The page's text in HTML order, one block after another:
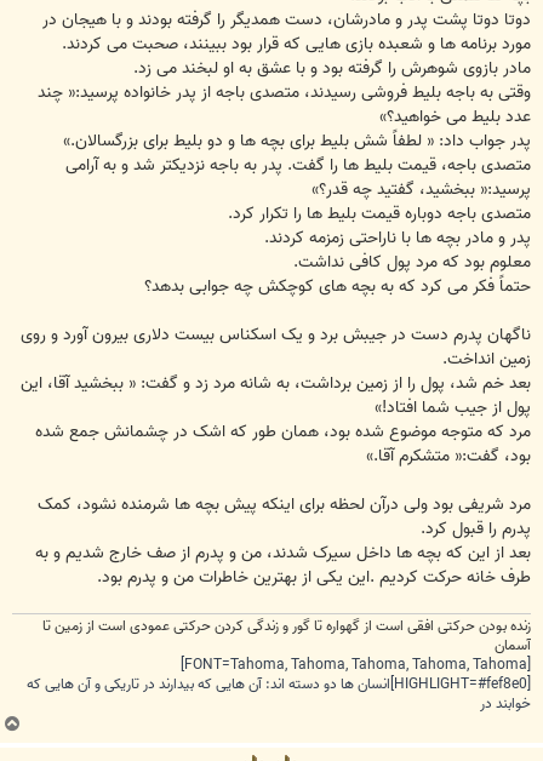
دوتا دوتا پشت پدر و مادرشان، دست همدیگر را گرفته بودند و با هیجان در
مورد برنامه ها و شعبده بازی هایی که قرار بود ببینند، صحبت می کردند.
مادر بازوی شوهرش را گرفته بود و با عشق به او لبخند می زد.
وقتی به باجه بلیط فروشی رسیدند، متصدی باجه از پدر خانواده پرسید:« چند
عدد بلیط می خواهید؟»
پدر جواب داد: « لطفاً شش بلیط برای بچه ها و دو بلیط برای بزرگسالان.»
متصدی باجه، قیمت بلیط ها را گفت. پدر به باجه نزدیکتر شد و به آرامی
پرسید:« ببخشید، گفتید چه قدر؟»
متصدی باجه دوباره قیمت بلیط ها را تکرار کرد.
پدر و مادر بچه ها با ناراحتی زمزمه کردند.
معلوم بود که مرد پول کافی نداشت.
حتماً فکر می کرد که به بچه های کوچکش چه جوابی بدهد؟
ناگهان پدرم دست در جیبش برد و یک اسکناس بیست دلاری بیرون آورد و روی
زمین انداخت.
بعد خم شد، پول را از زمین برداشت، به شانه مرد زد و گفت: « ببخشید آقا، این
پول از جیب شما افتاد!»
مرد که متوجه موضوع شده بود، همان طور که اشک در چشمانش جمع شده
بود، گفت:« متشکرم آقا.»
مرد شریفی بود ولی درآن لحظه برای اینکه پیش بچه ها شرمنده نشود، کمک
پدرم را قبول کرد.
بعد از این که بچه ها داخل سیرک شدند، من و پدرم از صف خارج شدیم و به
طرف خانه حرکت کردیم .این یکی از بهترین خاطرات من و پدرم بود.
زنده بودن حرکتی افقی است از گهواره تا گور و زندگی کردن حرکتی عمودی است از زمین تا
آسمان
[FONT=Tahoma, Tahoma, Tahoma, Tahoma, Tahoma]
[HIGHLIGHT=#fef8e0]انسان ها دو دسته اند: آن هایی که بیدارند در تاریکی و آن هایی که
خوابند در
ب
ا